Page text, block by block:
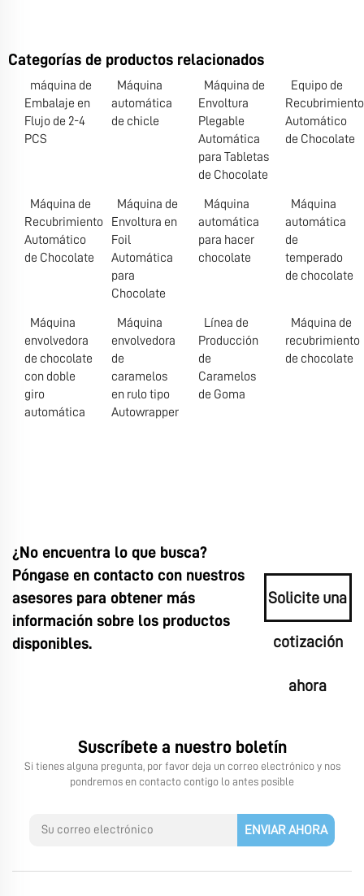
Categorías de productos relacionados
máquina de
Embalaje en
Flujo de 2-4
PCS
Máquina
automática
de chicle
Máquina de
Envoltura
Plegable
Automática
para Tabletas
de Chocolate
Equipo de
Recubrimiento
Automático
de Chocolate
Máquina de
Recubrimiento
Automático
de Chocolate
Máquina de
Envoltura en
Foil
Automática
para
Chocolate
Máquina
automática
para hacer
chocolate
Máquina
automática
de
temperado
de chocolate
Máquina
envolvedora
de chocolate
con doble
giro
automática
Máquina
envolvedora
de
caramelos
en rulo tipo
Autowrapper
Línea de
Producción
de
Caramelos
de Goma
Máquina de
recubrimiento
de chocolate
¿No encuentra lo que busca?
Póngase en contacto con nuestros
asesores para obtener más
información sobre los productos
disponibles.
Solicite una
cotización
ahora
Suscríbete a nuestro boletín
Si tienes alguna pregunta, por favor deja un correo electrónico y nos
pondremos en contacto contigo lo antes posible
ENVIAR AHORA